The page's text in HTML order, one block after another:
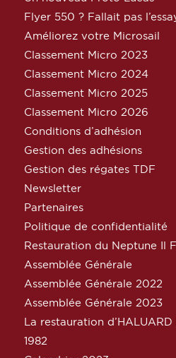
Flyer 550 ? Fallait pas
Améliorez votre Microsail
Classement Micro 2023
Classement Micro 2024
Classement Micro 2025
Classement Micro 2026
Conditions d’adhésion
Gestion des adhésions
Gestion des régates TDF
Newsletter
Partenaires
Politique de confidentialité
Restauration du Neptune Il
Assemblée Générale
Assemblée Générale 2022
Assemblée Générale 2023
La restauration
1982